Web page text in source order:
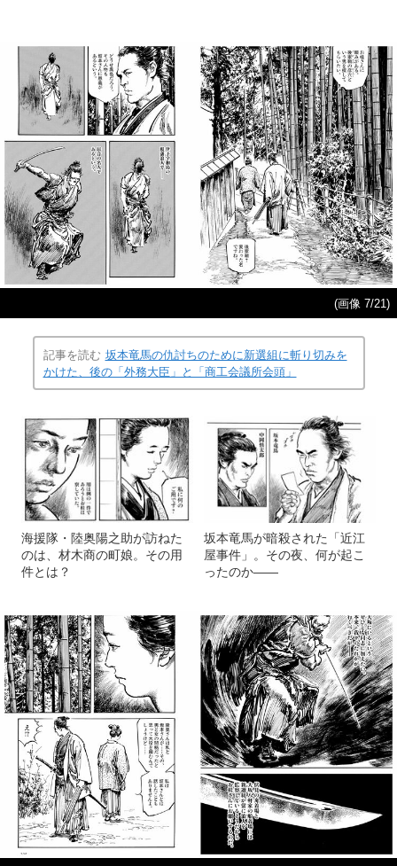
(画像 7/21)
記事を読む 坂本竜馬の仇討ちのために新選組に斬り切みを
かけた、後の「外務大臣」と「商工会議所会頭」
海援隊・陸奥陽之助が訪ねた
のは、材木商の町娘。その用
件とは？
坂本竜馬が暗殺された「近江
屋事件」。その夜、何が起こ
ったのか――